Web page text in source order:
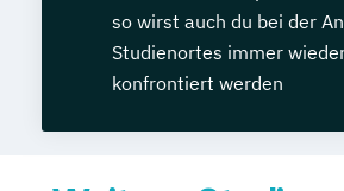
so wirst auch du bei der
Studienortes immer
konfrontiert werden